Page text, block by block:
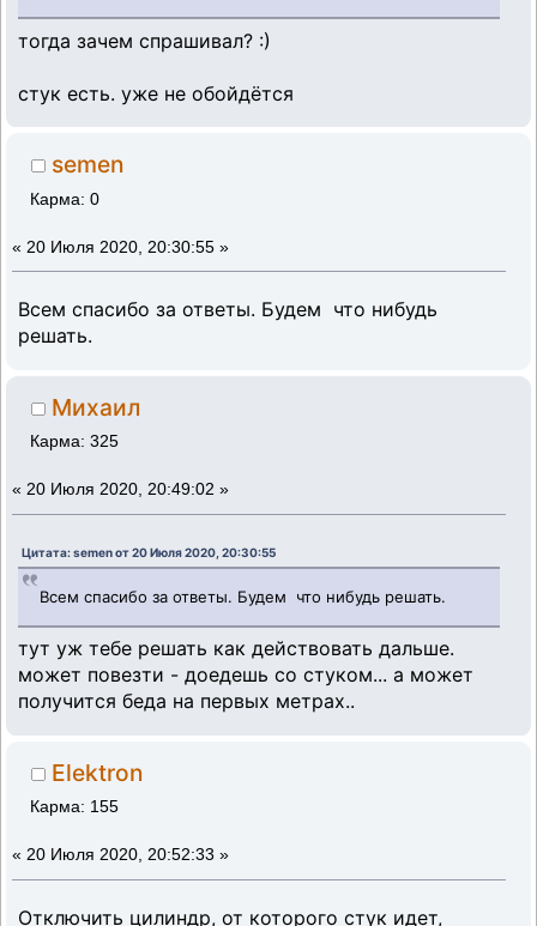
тогда зачем спрашивал? :)
стук есть. уже не обойдётся
semen
Карма: 0
« 20 Июля 2020, 20:30:55 »
Всем спасибо за ответы. Будем что нибудь
решать.
Михаил
Карма: 325
« 20 Июля 2020, 20:49:02 »
Цитата: semen от 20 Июля 2020, 20:30:55
Всем спасибо за ответы. Будем что нибудь решать.
тут уж тебе решать как действовать дальше.
может повезти - доедешь со стуком... а может
получится беда на первых метрах..
Elektron
Карма: 155
« 20 Июля 2020, 20:52:33 »
Отключить цилиндр, от которого стук идет,